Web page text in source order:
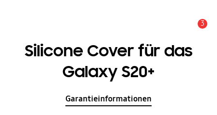
3
Silicone Cover für das
Galaxy S20+
Garantieinformationen